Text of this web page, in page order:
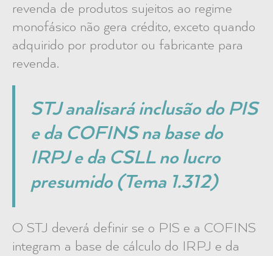
revenda de produtos sujeitos ao regime
monofásico não gera crédito, exceto quando
adquirido por produtor ou fabricante para
revenda.
STJ analisará inclusão do PIS
e da COFINS na base do
IRPJ e da CSLL no lucro
presumido (Tema 1.312)
O STJ deverá definir se o PIS e a COFINS
integram a base de cálculo do IRPJ e da